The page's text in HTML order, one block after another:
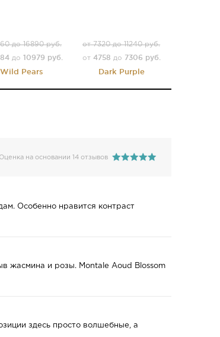
до 16890 руб.
до 10979 руб.
Wild Pears
от 7320 до 11240 руб.
от 4758 до 7306 руб.
Dark Purple
Оценка на основании 14 отзывов
Особенно нравится контраст
жасмина и розы. Montale Aoud Blossom
здесь просто волшебные, а